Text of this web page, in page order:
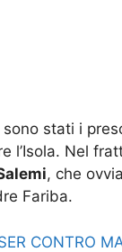
sono stati i
l’Isola. Nel
, che
Fariba.
CONTRO